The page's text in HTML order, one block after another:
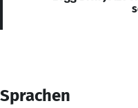
Sprachen